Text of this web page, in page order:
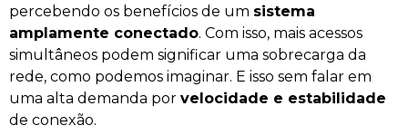
percebendo os benefícios de um sistema
amplamente conectado. Com isso, mais acessos
simultâneos podem significar uma sobrecarga da
rede, como podemos imaginar. E isso sem falar em
uma alta demanda por velocidade e estabilidade
de conexão.